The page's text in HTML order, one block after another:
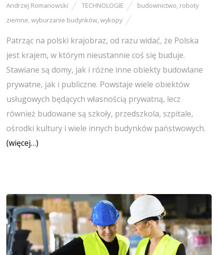
Andrzej Romanowski TECHNOLOGIE budownictwo roboty
ziemne ,wyburzanie budynków ,wykopy
Patrząc na polski krajobraz, od razu widać, że Polska
jest krajem, w którym nieustannie coś się buduje.
Stawiane są domy, jak i różne inne obiekty budowlane
prywatne, jak i publiczne. Powstaje wiele obiektów
usługowych będących własnością prywatną, lecz
również budowane są szkoły, przedszkola, szpitale,
ośrodki kultury i wiele innych budynków państwowych.
(więcej…)